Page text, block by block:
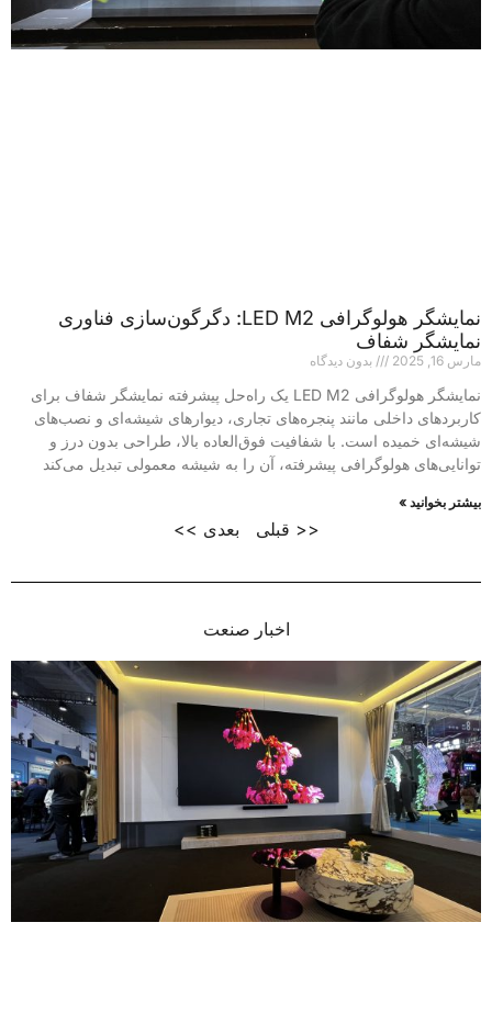
نمایشگر هولوگرافی LED M2: دگرگون‌سازی فناوری
نمایشگر شفاف
مارس 16, 2025 بدون دیدگاه
نمایشگر هولوگرافی LED M2 یک راه‌حل پیشرفته نمایشگر شفاف برای
کاربردهای داخلی مانند پنجره‌های تجاری، دیوارهای شیشه‌ای و نصب‌های
شیشه‌ای خمیده است. با شفافیت فوق‌العاده بالا، طراحی بدون درز و
توانایی‌های هولوگرافی پیشرفته، آن را به شیشه معمولی تبدیل می‌کند
بیشتر بخوانید »
<< قبلی بعدی >>
اخبار صنعت